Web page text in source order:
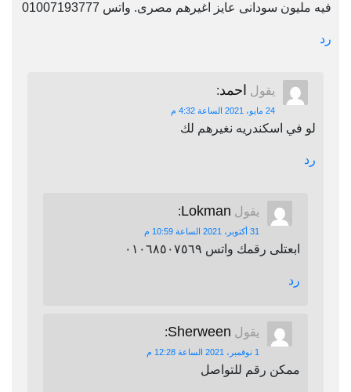
فيه مليون سودانى عايز اغيرهم مصرى. واتس 01007193777
رد
يقول احمد:
24 مايو، 2021 الساعة 4:32 م
لو في اسكندريه نغيرهم لك
رد
يقول Lokman
:
31 أكتوبر، 2021 الساعة 10:59 م
ابعتلى رقمك واتس ٠١٠٦٨٥٠٧٥٦٩
رد
يقول Sherween
:
1 نوفمبر، 2021 الساعة 12:28 م
ممكن رقم للتواصل